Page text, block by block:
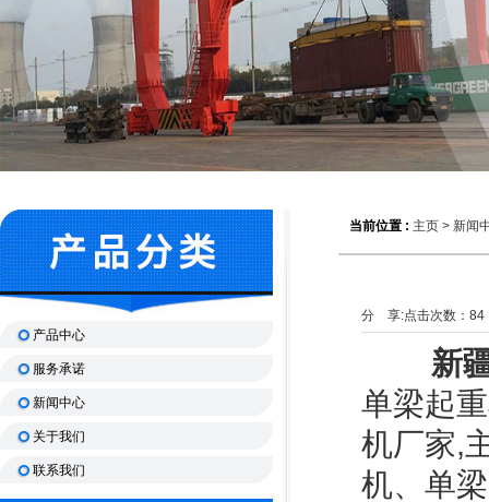
当前位置 : 主页 > 新闻
点击次数： 84
分 享:
新
单梁起
机厂家,
机、单
产品中心
服务承诺
新闻中心
关于我们
联系我们